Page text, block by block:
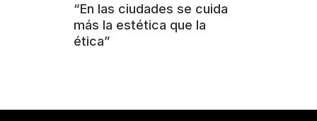
“En las ciudades se cuida
más la estética que la
ética”